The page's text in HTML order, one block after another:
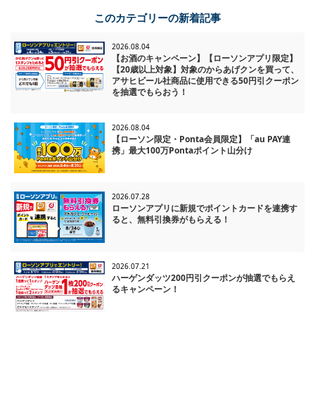
このカテゴリーの新着記事
2026.08.04
【お酒のキャンペーン】【ローソンアプリ限定】
【20歳以上対象】対象のからあげクンを買って、
アサヒビール社商品に使用できる50円引クーポン
を抽選でもらおう！
2026.08.04
【ローソン限定・Ponta会員限定】「au PAY連
携」最大100万Pontaポイント山分け
2026.07.28
ローソンアプリに新規でポイントカードを連携す
ると、無料引換券がもらえる！
2026.07.21
ハーゲンダッツ200円引クーポンが抽選でもらえ
るキャンペーン！